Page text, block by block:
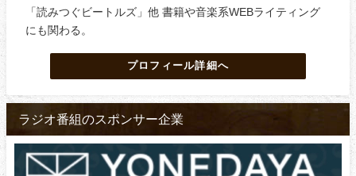
「読みつぐビートルズ」他 書籍や音楽系WEBライティング
にも関わる。
プロフィール詳細へ
ラジオ番組のスポンサー企業